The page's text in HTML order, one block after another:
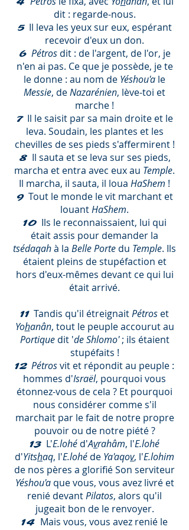
dit : regarde-nous.
5 Il leva les yeux sur eux, espérant
recevoir d'eux un don.
6 Pétros dit : de l'argent, de l'or, je
n'en ai pas. Ce que je possède, je te
le donne : au nom de Yéshou'a le
Messie, deNazarénien, lève-toi et
marche !
7 Il le saisit par sa main droite et le
leva. Soudain, les plantes et les
chevilles de ses pieds s'affermirent !
8 Il sauta et se leva sur ses pieds,
marcha et entra avec eux au Temple.
Il marcha, il sauta, il loua HaShem !
9 Tout le monde le vit marchant et
louantHaShem.
10 Ils le reconnaissaient, lui qui
était assis pour demander la
tsédaqahà la Belle Porte du Temple. Ils
étaient pleins de stupéfaction et
hors d'eux-mêmes devant ce qui lui
était arrivé.
11 Tandis qu'il étreignaitPétros et
Yohanân, tout le peuple accourut au
Portique dit 'de Shlomo'; ils étaient
stupéfaits !
12 Pétrosvit et répondit au peuple :
hommes d'Israël, pourquoi vous
étonnez-vous de cela ? Et pourquoi
nous considérer comme s'il
marchait par le fait de notre propre
pouvoir ou de notre piété ?
13 L'E.lohé d'Avrahâm, l'E.lohé
d'Yitshaq, l'E.lohé de Ya'aqov, l'E.lohim
de nos pères a glorifié Son serviteur
Yéshou'aque vous, vous avez livré et
renié devantPilatos, alors qu'il
jugeait bon de le renvoyer.
14 Mais vous, vous avez renié le